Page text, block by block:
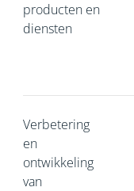
producten en
diensten
Verbetering
en
ontwikkeling
van